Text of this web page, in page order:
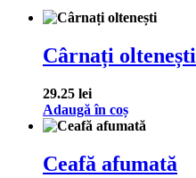
Cârnați oltenești
29.25 lei
Adaugă în coș
Ceafă afumată